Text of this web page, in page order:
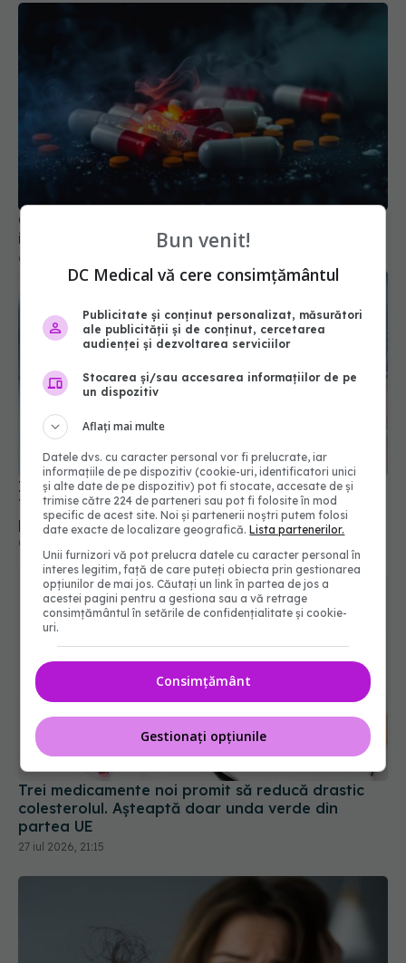
Cel mai puternic calmant de durere este, de fapt,
ineficient în multe cazuri
02 mar 2026, 12:10
Injecțiile cu insulină ar putea deveni istorie.
Tratamentul care învață corpul să-și apere
pancreasul
08 iul 2026, 15:44
Trei medicamente noi promit să reducă drastic
colesterolul. Așteaptă doar unda verde din
partea UE
27 iul 2026, 21:15
Bun venit!
DC Medical vă cere consimțământul
Publicitate și conținut personalizat, măsurători
ale publicității și de conținut, cercetarea
audienței și dezvoltarea serviciilor
Stocarea și/sau accesarea informațiilor de pe
un dispozitiv
Aflați mai multe
Datele dvs. cu caracter personal vor fi prelucrate, iar
informațiile de pe dispozitiv (cookie-uri, identificatori unici
și alte date de pe dispozitiv) pot fi stocate, accesate de și
trimise către 224 de parteneri sau pot fi folosite în mod
specific de acest site. Noi și partenerii noștri putem folosi
date exacte de localizare geografică.Lista partenerilor.
Unii furnizori vă pot prelucra datele cu caracter personal în
interes legitim, față de care puteți obiecta prin gestionarea
opțiunilor de mai jos. Căutați un link în partea de jos a
acestei pagini pentru a gestiona sau a vă retrage
consimțământul în setările de confidențialitate și cookie-
uri.
Consimțământ
Gestionați opțiunile